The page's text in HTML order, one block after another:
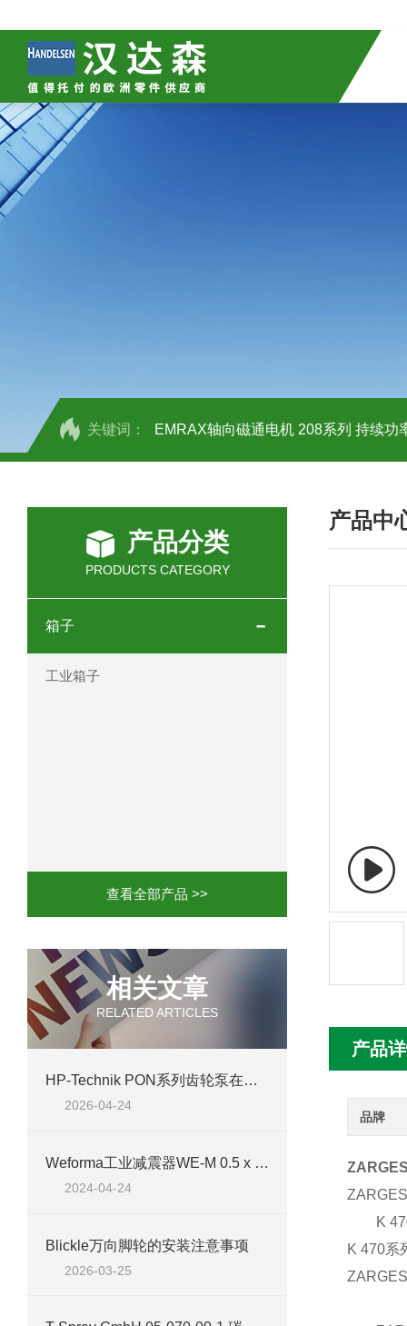
关键词： EMRAX轴向磁通电机 208系列 持续功
OEMER三相同步电机MTES 132SB/2
OEMER三相同步电机MTES 160MA/2
OEMER电机QLS 180M环保农业领域
mini motor电机MC230P3T 20- B参数
AC-motoren交流电机FCA 132S-4/
AC-motoren交流电机ACM 160M-4参
AC-MOTOREN电机FCPA 71B-2参数
产品分类
PRODUCTS CATEGORY
箱子
工业箱子
查看全部产品 >>
相关文章
RELATED ARTICLES
HP-Technik PON系列齿轮泵在燃烧器系统中的核心应用
2026-04-24
Weforma工业减震器WE-M 0.5 x 19的具体参数、特点及应用行业
2024-04-24
Blickle万向脚轮的安装注意事项
2026-03-25
产品中
产品
品牌
K 470
K 470系